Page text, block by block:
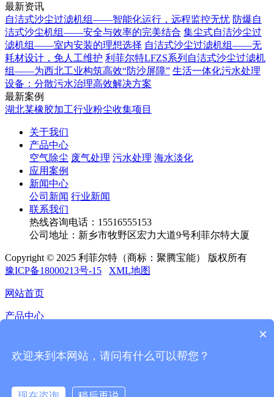
最新资讯
自洁式沙尘过滤机组——智能化运行，远程监控无忧 防爆自
洁式沙尘机组——安全与效率的完美结合 集尘式自洁沙尘过
滤机组——室内安装的理想选择 自洁式沙尘过滤机组——无
耗材设计，免人工维护 利菲尔特LFZS系列自洁式沙尘过滤机
组——为西北工业构筑高效“防沙屏障” 生活一体化污水处理
设备：分散污水治理高效解决方案
最新案例
湖北某橡胶加工行业粉尘收集项目
关于我们
产品中心
空气除尘 废气处理 污水处理 海水淡化
应用案例
新闻中心
公司新闻 行业新闻
联系我们
热线咨询电话： 15516555153
公司地址：新乡市牧野区宏力大道9号利菲尔特大厦
Copyright © 2025 利菲尔特（商标：聚腾宝能） 版权所有
豫ICP备18000213号-15
XML地图
网站首页
产品中心
新闻中心
×
欢迎来到本网站，请问有什么可以帮您？